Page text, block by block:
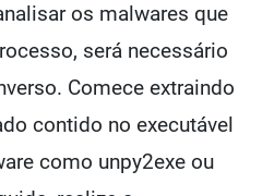
os malwares que
será necessário
Comece extraindo
contido no executável
como unpy2exe ou